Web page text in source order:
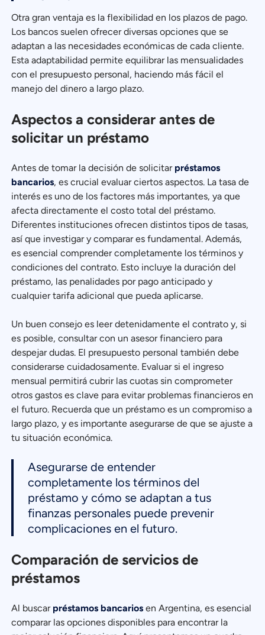
Otra gran ventaja es la flexibilidad en los plazos de pago.
Los bancos suelen ofrecer diversas opciones que se
adaptan a las necesidades económicas de cada cliente.
Esta adaptabilidad permite equilibrar las mensualidades
con el presupuesto personal, haciendo más fácil el
manejo del dinero a largo plazo.
Aspectos a considerar antes de
solicitar un préstamo
Antes de tomar la decisión de solicitar préstamos
bancarios, es crucial evaluar ciertos aspectos. La tasa de
interés es uno de los factores más importantes, ya que
afecta directamente el costo total del préstamo.
Diferentes instituciones ofrecen distintos tipos de tasas,
así que investigar y comparar es fundamental. Además,
es esencial comprender completamente los términos y
condiciones del contrato. Esto incluye la duración del
préstamo, las penalidades por pago anticipado y
cualquier tarifa adicional que pueda aplicarse.
Un buen consejo es leer detenidamente el contrato y, si
es posible, consultar con un asesor financiero para
despejar dudas. El presupuesto personal también debe
considerarse cuidadosamente. Evaluar si el ingreso
mensual permitirá cubrir las cuotas sin comprometer
otros gastos es clave para evitar problemas financieros en
el futuro. Recuerda que un préstamo es un compromiso a
largo plazo, y es importante asegurarse de que se ajuste a
tu situación económica.
Asegurarse de entender
completamente los términos del
préstamo y cómo se adaptan a tus
finanzas personales puede prevenir
complicaciones en el futuro.
Comparación de servicios de
préstamos
Al buscar préstamos bancarios en Argentina, es esencial
comparar las opciones disponibles para encontrar la